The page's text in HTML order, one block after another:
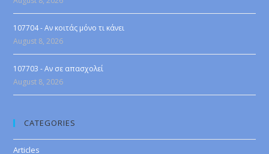
107704 - Αν κοιτάς μόνο τι κάνει
August 8, 2026
107703 - Αν σε απασχολεί
August 8, 2026
CATEGORIES
Articles